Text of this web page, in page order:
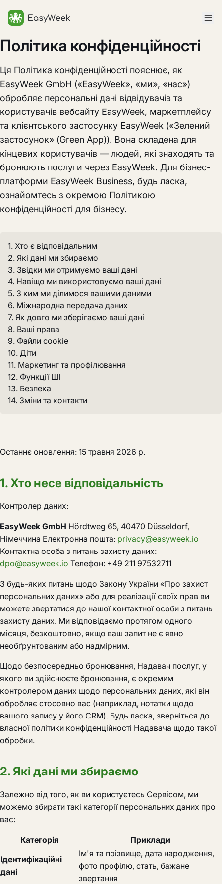
Політика конфіденційності
Ця Політика конфіденційності пояснює, як
EasyWeek GmbH («EasyWeek», «ми», «нас»)
обробляє персональні дані відвідувачів та
користувачів вебсайту EasyWeek, маркетплейсу
та клієнтського застосунку EasyWeek («Зелений
застосунок» (Green App)). Вона складена для
кінцевих користувачів — людей, які знаходять та
бронюють послуги через EasyWeek. Для бізнес-
платформи EasyWeek Business, будь ласка,
ознайомтесь з окремою Політикою
конфіденційності для бізнесу.
1. Хто є відповідальним
2. Які дані ми збираємо
3. Звідки ми отримуємо ваші дані
4. Навіщо ми використовуємо ваші дані
5. З ким ми ділимося вашими даними
6. Міжнародна передача даних
7. Як довго ми зберігаємо ваші дані
8. Ваші права
9. Файли cookie
10. Діти
11. Маркетинг та профілювання
12. Функції ШІ
13. Безпека
14. Зміни та контакти
Останнє оновлення: 15 травня 2026 р.
1. Хто несе відповідальність
Контролер даних:
EasyWeek GmbH Hördtweg 65, 40470 Düsseldorf,
Німеччина Електронна пошта: privacy@easyweek.io
Контактна особа з питань захисту даних:
dpo@easyweek.io Телефон: +49 211 97532711
З будь-яких питань щодо Закону України «Про захист
персональних даних» або для реалізації своїх прав ви
можете звертатися до нашої контактної особи з питань
захисту даних. Ми відповідаємо протягом одного
місяця, безкоштовно, якщо ваш запит не є явно
необґрунтованим або надмірним.
Щодо безпосередньо бронювання, Надавач послуг, у
якого ви здійснюєте бронювання, є окремим
контролером даних щодо персональних даних, які він
обробляє стосовно вас (наприклад, нотатки щодо
вашого запису у його CRM). Будь ласка, зверніться до
власної політики конфіденційності Надавача щодо такої
обробки.
2. Які дані ми збираємо
Залежно від того, як ви користуєтесь Сервісом, ми
можемо збирати такі категорії персональних даних про
вас:
Категорія
Приклади
Ідентифікаційні
дані
Ім'я та прізвище, дата народження,
фото профілю, стать, бажане
звертання